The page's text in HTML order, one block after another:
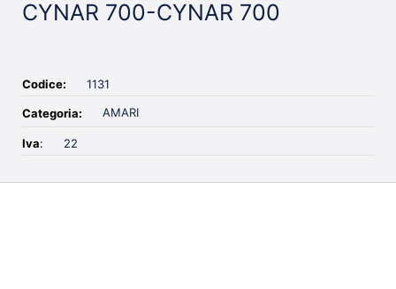
CYNAR 700-CYNAR 700
Codice: 1131
Categoria: AMARI
Iva: 22